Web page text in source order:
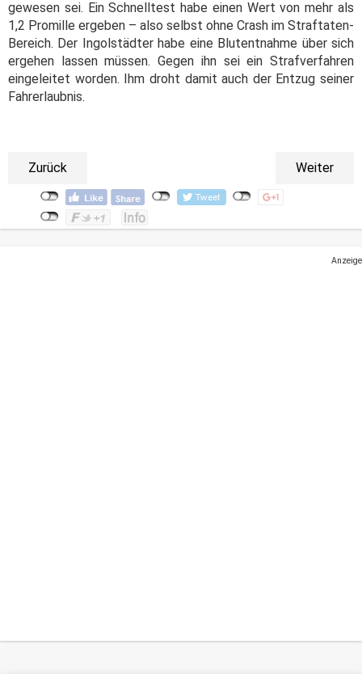
gewesen sei. Ein Schnelltest habe einen Wert von mehr als
1,2 Promille ergeben – also selbst ohne Crash im Straftaten-
Bereich. Der Ingolstädter habe eine Blutentnahme über sich
ergehen lassen müssen. Gegen ihn sei ein Strafverfahren
eingeleitet worden. Ihm droht damit auch der Entzug seiner
Fahrerlaubnis.
Zurück Weiter
Anzeige